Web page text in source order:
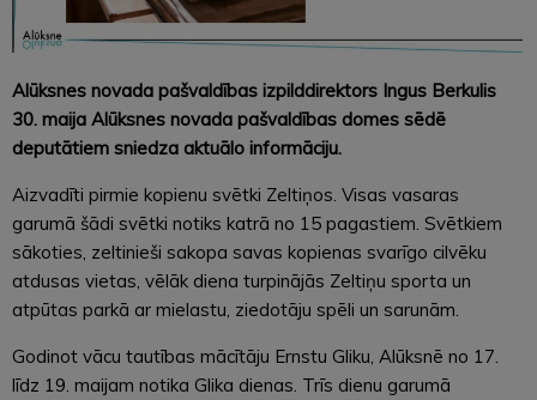
Alūksnes novada pašvaldības izpilddirektors Ingus Berkulis
30. maija Alūksnes novada pašvaldības domes sēdē
deputātiem sniedza aktuālo informāciju.
Aizvadīti pirmie kopienu svētki Zeltiņos. Visas vasaras
garumā šādi svētki notiks katrā no 15 pagastiem. Svētkiem
sākoties, zeltinieši sakopa savas kopienas svarīgo cilvēku
atdusas vietas, vēlāk diena turpinājās Zeltiņu sporta un
atpūtas parkā ar mielastu, ziedotāju spēli un sarunām.
Godinot vācu tautības mācītāju Ernstu Gliku, Alūksnē no 17.
līdz 19. maijam notika Glika dienas. Trīs dienu garumā